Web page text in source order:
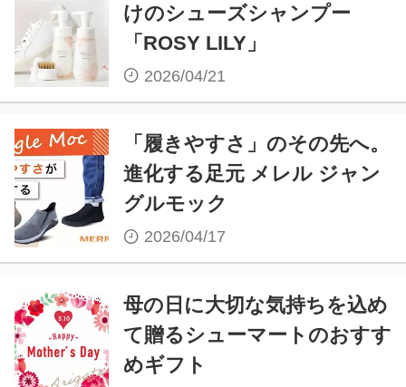
けのシューズシャンプー
「ROSY LILY」
2026/04/21
「履きやすさ」のその先へ。
進化する足元 メレル ジャン
グルモック
2026/04/17
母の日に大切な気持ちを込め
て贈るシューマートのおすす
めギフト